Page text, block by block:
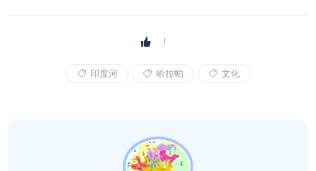
印度河 哈拉帕 文化